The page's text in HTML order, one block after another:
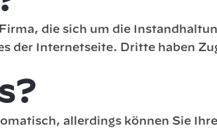
die sich um die
der Internetseite. Dritte haben
allerdings können Sie